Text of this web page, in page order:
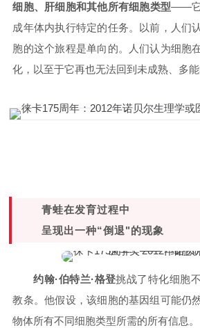
细胞、肝细胞和其他所有细胞类型——它
成年体内执行特定的任务。以前，人们
胞的这个旅程是单向的。人们认为细胞
化，以至于它再也无法回到未成熟、多能
青蛙在发育过程中
呈现出一种“倒退"的现象
约翰·伯特兰·格登挑战了特化细胞
教条。他假设，该细胞的基因组可能仍
物体所有不同细胞类型所需的所有信息。